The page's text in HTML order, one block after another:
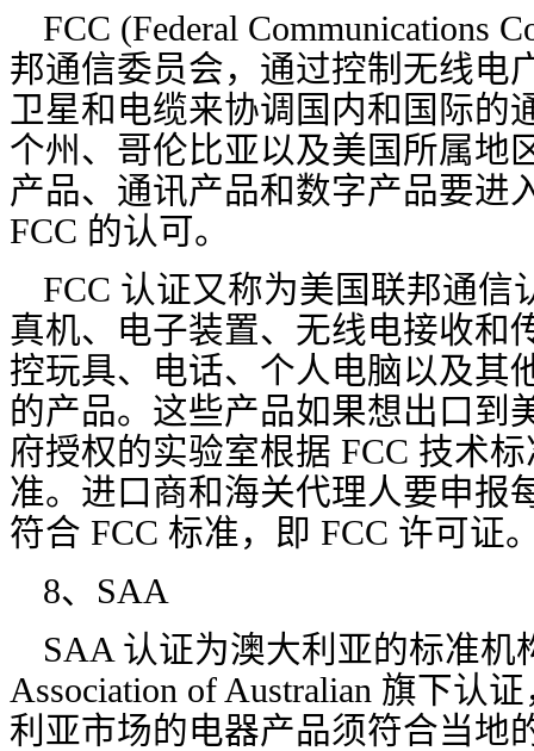
FCC (Federal Communications
邦通信委员会，通过控制无线电
卫星和电缆来协调国内和国际的
个州、哥伦比亚以及美国所属地
产品、通讯产品和数字产品要进
FCC 的认可。
FCC 认证又称为美国联邦通信
真机、电子装置、无线电接收和
控玩具、电话、个人电脑以及其
的产品。这些产品如果想出口到
府授权的实验室根据 FCC 技术
准。进口商和海关代理人要申报
符合 FCC 标准，即 FCC 许可证
8、SAA
SAA 认证为澳大利亚的标准机
Association of Australian 旗下认
利亚市场的电器产品须符合当地